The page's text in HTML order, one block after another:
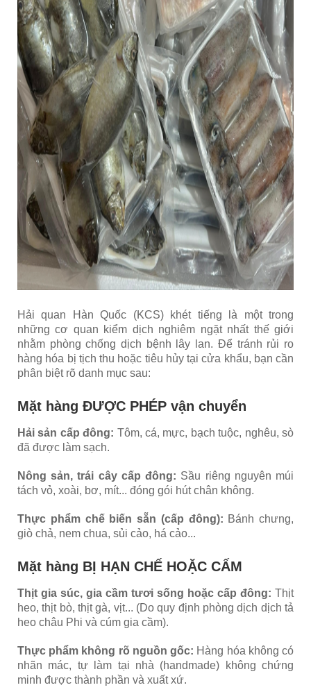
Hải quan Hàn Quốc (KCS) khét tiếng là một trong
những cơ quan kiểm dịch nghiêm ngặt nhất thế giới
nhằm phòng chống dịch bệnh lây lan. Để tránh rủi ro
hàng hóa bị tịch thu hoặc tiêu hủy tại cửa khẩu, bạn cần
phân biệt rõ danh mục sau:
Mặt hàng ĐƯỢC PHÉP vận chuyển
Hải sản cấp đông: Tôm, cá, mực, bạch tuộc, nghêu, sò
đã được làm sạch.
Nông sản, trái cây cấp đông: Sầu riêng nguyên múi
tách vỏ, xoài, bơ, mít... đóng gói hút chân không.
Thực phẩm chế biến sẵn (cấp đông): Bánh chưng,
giò chả, nem chua, sủi cảo, há cảo...
Mặt hàng BỊ HẠN CHẾ HOẶC CẤM
Thịt gia súc, gia cầm tươi sống hoặc cấp đông: Thịt
heo, thịt bò, thịt gà, vịt... (Do quy định phòng dịch dịch tả
heo châu Phi và cúm gia cầm).
Thực phẩm không rõ nguồn gốc: Hàng hóa không có
nhãn mác, tự làm tại nhà (handmade) không chứng
minh được thành phần và xuất xứ.